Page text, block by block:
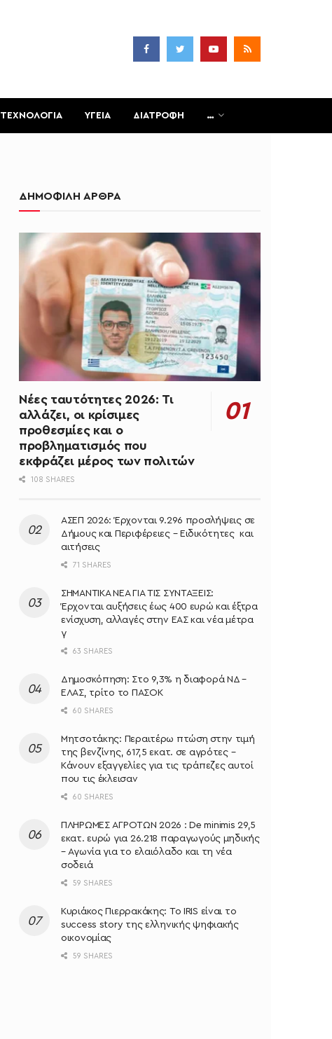
ΤΕΧΝΟΛΟΓΙΑ ΥΓΕΙΑ ΔΙΑΤΡΟΦΗ …
ΔΗΜΟΦΙΛΗ ΑΡΘΡΑ
Νέες ταυτότητες 2026: Τι
αλλάζει, οι κρίσιμες
προθεσμίες και ο
προβληματισμός που
εκφράζει μέρος των πολιτών
108 SHARES
ΑΣΕΠ 2026: Έρχονται 9.296 προσλήψεις σε
Δήμους και Περιφέρειες – Ειδικότητες και
αιτήσεις
71 SHARES
ΣΗΜΑΝΤΙΚΑ ΝΕΑ ΓΙΑ ΤΙΣ ΣΥΝΤΑΞΕΙΣ:
Έρχονται αυξήσεις έως 400 ευρώ και έξτρα
ενίσχυση, αλλαγές στην ΕΑΣ και νέα μέτρα
γ
63 SHARES
Δημοσκόπηση: Στο 9,3% η διαφορά ΝΔ –
ΕΛΑΣ, τρίτο το ΠΑΣΟΚ
60 SHARES
Μητσοτάκης: Περαιτέρω πτώση στην τιμή
της βενζίνης, 617,5 εκατ. σε αγρότες –
Κάνουν εξαγγελίες για τις τράπεζες αυτοί
που τις έκλεισαν
60 SHARES
ΠΛΗΡΩΜΕΣ ΑΓΡΟΤΩΝ 2026 : De minimis 29,5
εκατ. ευρώ για 26.218 παραγωγούς μηδικής
– Αγωνία για το ελαιόλαδο και τη νέα
σοδειά
59 SHARES
Κυριάκος Πιερρακάκης: Το IRIS είναι το
success story της ελληνικής ψηφιακής
οικονομίας
59 SHARES